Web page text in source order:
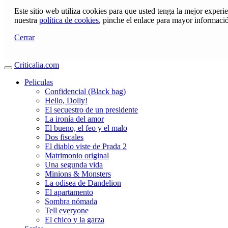
Este sitio web utiliza cookies para que usted tenga la mejor
nuestra política de cookies, pinche el enlace para mayor
Cerrar
Criticalia.com
Peliculas
Confidencial (Black bag)
Hello, Dolly!
El secuestro de un presidente
La ironía del amor
El bueno, el feo y el malo
Dos fiscales
El diablo viste de Prada 2
Matrimonio original
Una segunda vida
Minions & Monsters
La odisea de Dandelion
El apartamento
Sombra nómada
Tell everyone
El chico y la garza